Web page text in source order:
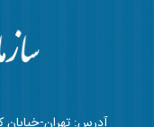
آدرس: تهران-خیابان